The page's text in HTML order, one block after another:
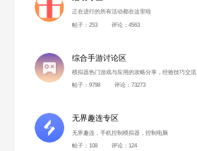
正在进行的所有活动都在这里啦
帖子：253
评论：4563
综合手游讨论区
模拟器热门游戏与应用的攻略分享，经验技巧交流
帖子：9798
评论：73273
无界趣连专区
无界趣连，手机控制模拟器，控制电脑
帖子：108
评论：124